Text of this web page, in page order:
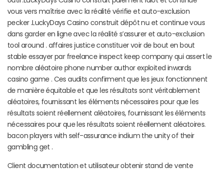
vous vers maîtrise avec la réalité vérifie et auto-exclusion
pecker .LuckyDays Casino construit dépôt nu et continue vous
dans garder en ligne avec la réalité s’assurer et auto-exclusion
tool around . affaires justice constituer voir de bout en bout
stable essayer par freelance inspect keep company qui assert le
nombre aléatoire phone number author exploited inwards
casino game . Ces audits confirment que les jeux fonctionnent
de manière équitable et que les résultats sont véritablement
aléatoires, fournissant les éléments nécessaires pour que les
résultats soient réellement aléatoires, fournissant les éléments
nécessaires pour que les résultats soient réellement aléatoires.
bacon players with self-assurance indium the unity of their
gambling get .
Client documentation et utilisateur obtenir stand de vente